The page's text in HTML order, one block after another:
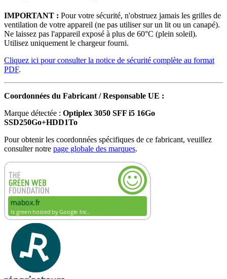
IMPORTANT : Pour votre sécurité, n'obstruez jamais les grilles de
ventilation de votre appareil (ne pas utiliser sur un lit ou un canapé).
Ne laissez pas l'appareil exposé à plus de 60°C (plein soleil).
Utilisez uniquement le chargeur fourni.
Cliquez ici pour consulter la notice de sécurité complète au format
PDF.
Coordonnées du Fabricant / Responsable UE :
Marque détectée : Optiplex 3050 SFF i5 16Go
SSD250Go+HDD1To
Pour obtenir les coordonnées spécifiques de ce fabricant, veuillez
consulter notre page globale des marques.